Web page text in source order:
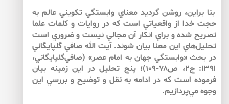
بنا براين، روشن گرديد معناي وابستگي تكويني عالم به
حجت خدا از واقعياتي است كه در روايات و كلمات علما
تصريح شده و براي انكار آن مجالي نيست و ضروري است
تحليل‌هاي اين معنا بيان شوند. آيت الله صافي گلپايگاني
در بحث «وابستگي جهان به امام عصر» (صافي‌‌گلپايگاني،
۱۳۹۱: ج۲، ص۷۸-۱۰۹)؛ پنج تحليل در اين زمينه بيان
فرموده است كه در ادامه به نقل و توضيح و بررسي اين‌
وجوه مي‌پردازيم.